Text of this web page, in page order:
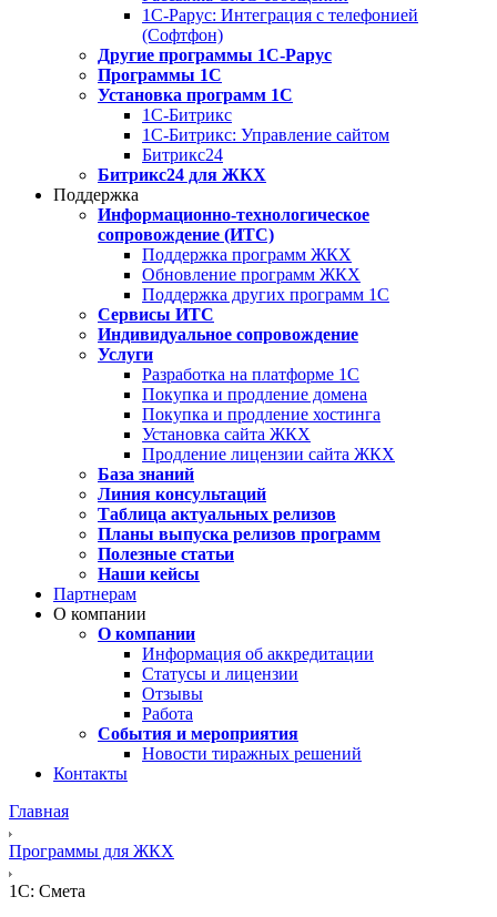
1С-Рарус: Интеграция с телефонией
(Софтфон)
Другие программы 1С-Рарус
Программы 1С
Установка программ 1С
1С-Битрикс
1С-Битрикс: Управление сайтом
Битрикс24
Битрикс24 для ЖКХ
Поддержка
Информационно-технологическое
сопровождение (ИТС)
Поддержка программ ЖКХ
Обновление программ ЖКХ
Поддержка других программ 1С
Сервисы ИТС
Индивидуальное сопровождение
Услуги
Разработка на платформе 1С
Покупка и продление домена
Покупка и продление хостинга
Установка сайта ЖКХ
Продление лицензии сайта ЖКХ
База знаний
Линия консультаций
Таблица актуальных релизов
Планы выпуска релизов программ
Полезные статьи
Наши кейсы
Партнерам
О компании
О компании
Информация об аккредитации
Статусы и лицензии
Отзывы
Работа
События и мероприятия
Новости тиражных решений
Контакты
Главная
Программы для ЖКХ
1С: Смета